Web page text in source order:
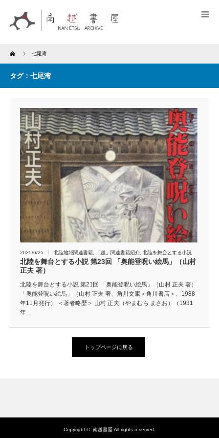
Home 七尾湾
タグ：七尾湾
2025/6/25 北陸地域関連書籍 「越」関連書籍紹介 北陸を舞台とする小説
北陸を舞台とする小説 第23回 「奥能登呪い絵馬」（山村
正夫 著）
北陸を舞台とする小説 第21回 「奥能登呪い絵馬」（山村 正夫 著）
「奥能登呪い絵馬」（山村 正夫 著、角川文庫＜角川書店＞、1988
年11月発行） ＜著者略歴＞ 山村 正夫（やまむら まさお）（1931
年…
トップページに戻る
Copyright © 南越書屋 All rights reserved.